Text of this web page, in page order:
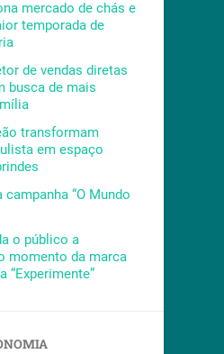
mercado de chás e
temporada de
de vendas diretas
busca de mais
transformam
em espaço
“O Mundo
o público a
momento da marca
“Experimente”